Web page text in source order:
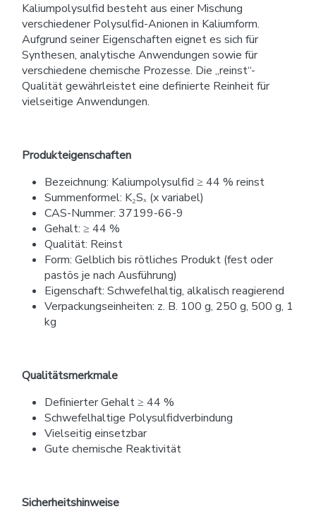
Kaliumpolysulfid besteht aus einer Mischung
verschiedener Polysulfid-Anionen in Kaliumform.
Aufgrund seiner Eigenschaften eignet es sich für
Synthesen, analytische Anwendungen sowie für
verschiedene chemische Prozesse. Die „reinst“-
Qualität gewährleistet eine definierte Reinheit für
vielseitige Anwendungen.
Produkteigenschaften
Bezeichnung: Kaliumpolysulfid ≥ 44 % reinst
Summenformel: K₂Sₓ (x variabel)
CAS-Nummer: 37199-66-9
Gehalt: ≥ 44 %
Qualität: Reinst
Form: Gelblich bis rötliches Produkt (fest oder
pastös je nach Ausführung)
Eigenschaft: Schwefelhaltig, alkalisch reagierend
Verpackungseinheiten: z. B. 100 g, 250 g, 500 g, 1
kg
Qualitätsmerkmale
Definierter Gehalt ≥ 44 %
Schwefelhaltige Polysulfidverbindung
Vielseitig einsetzbar
Gute chemische Reaktivität
Sicherheitshinweise